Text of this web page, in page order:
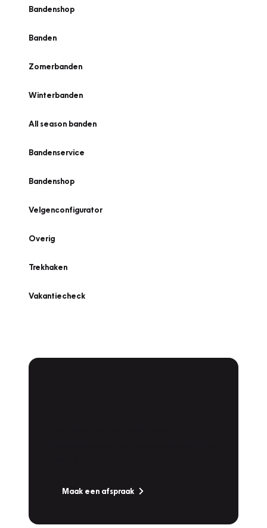
Bandenshop
Banden
Zomerbanden
Winterbanden
All season banden
Bandenservice
Bandenshop
Velgenconfigurator
Overig
Trekhaken
Vakantiecheck
Maak een afspraak